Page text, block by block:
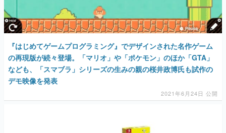
『はじめてゲームプログラミング』でデザインされた名作ゲーム
の再現版が続々登場。「マリオ」や「ポケモン」のほか「GTA」
なども、「スマブラ」シリーズの生みの親の桜井政博氏も試作の
デモ映像を発表
2021年6月24日 公開